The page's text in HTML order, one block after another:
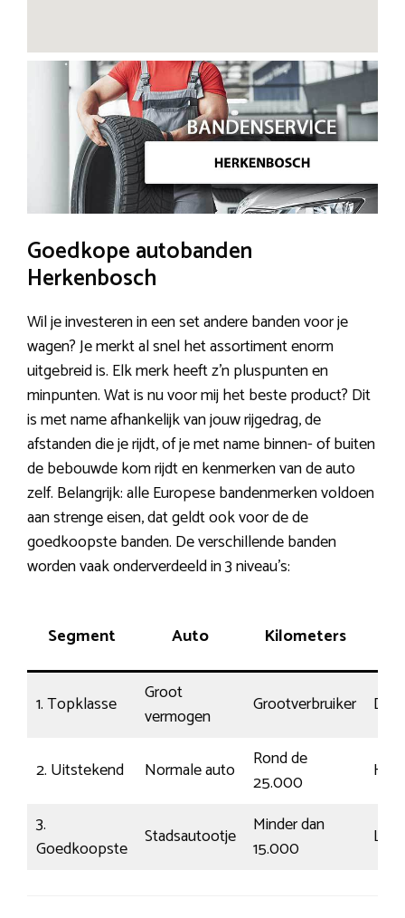
Goedkope autobanden
Herkenbosch
Wil je investeren in een set andere banden voor je
wagen? Je merkt al snel het assortiment enorm
uitgebreid is. Elk merk heeft z’n pluspunten en
minpunten. Wat is nu voor mij het beste product? Dit
is met name afhankelijk van jouw rijgedrag, de
afstanden die je rijdt, of je met name binnen- of buiten
de bebouwde kom rijdt en kenmerken van de auto
zelf. Belangrijk: alle Europese bandenmerken voldoen
aan strenge eisen, dat geldt ook voor de de
goedkoopste banden. De verschillende banden
worden vaak onderverdeeld in 3 niveau’s:
Segment Auto Kilometers
1. Topklasse
Groot
vermogen
Grootverbruiker Druk
2. Uitstekend Normale auto
Rond de
25.000
3.
Goedkoopste
Stadsautootje
Minder dan
15.000
Log